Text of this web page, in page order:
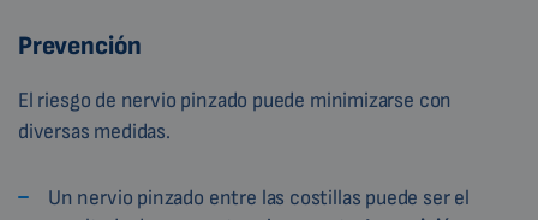
Prevención
El riesgo de nervio pinzado puede minimizarse con
diversas medidas.
Un nervio pinzado entre las costillas puede ser el